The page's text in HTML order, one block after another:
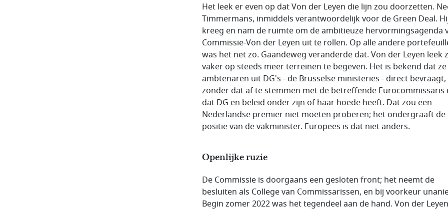
Het leek er even op dat Von der Leyen die lijn zou doorzetten.
Timmermans, inmiddels verantwoordelijk voor de Green Deal.
kreeg en nam de ruimte om de ambitieuze hervormingsagenda
Commissie-Von der Leyen uit te rollen. Op alle andere
was het net zo. Gaandeweg veranderde dat. Von der Leyen leek
vaker op steeds meer terreinen te begeven. Het is bekend dat ze
ambtenaren uit DG's - de Brusselse ministeries - direct bevraagt,
zonder dat af te stemmen met de betreffende Eurocommissaris
dat DG en beleid onder zijn of haar hoede heeft. Dat zou een
Nederlandse premier niet moeten proberen; het ondergraaft de
positie van de vakminister. Europees is dat niet anders.
Openlijke ruzie
De Commissie is doorgaans een gesloten front; het neemt de
besluiten als College van Commissarissen, en bij voorkeur
Begin zomer 2022 was het tegendeel aan de hand. Von der Leyen